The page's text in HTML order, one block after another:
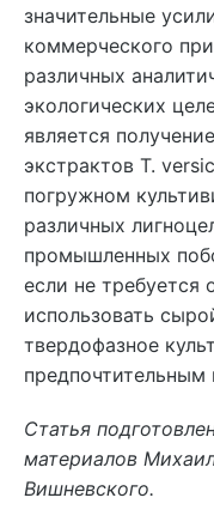
значительные
коммерческого
различных
экологических
является
экстрактов T.
погружном
различных
промышленных
если не
использовать
твердофазное
Статья
материалов
Вишневского.